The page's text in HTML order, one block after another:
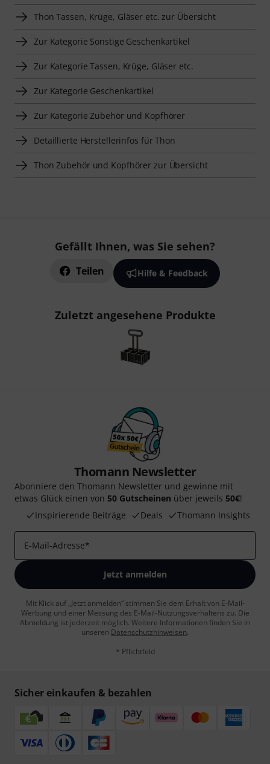
Thon Tassen, Krüge, Gläser etc. zur Übersicht
Zur Kategorie Sonstige Geschenkartikel
Zur Kategorie Tassen, Krüge, Gläser etc.
Zur Kategorie Geschenkartikel
Zur Kategorie Zubehör und Kopfhörer
Detaillierte Herstellerinfos für Thon
Thon Zubehör und Kopfhörer zur Übersicht
Gefällt Ihnen, was Sie sehen?
Teilen Hilfe & Feedback
Zuletzt angesehene Produkte
Thomann Newsletter
Abonniere den Thomann Newsletter und gewinne mit
etwas Glück einen von 50 Gutscheinen über jeweils 50€!
Inspirierende Beiträge
Deals Thomann Insights
E-Mail-Adresse*
Jetzt anmelden
Mit Klick auf „Jetzt anmelden“ stimmen Sie dem Erhalt von E-Mail-
Werbung und einer Messung des E-Mail-Nutzungsverhaltens zu. Die
Abmeldung ist jederzeit möglich. Weitere Informationen finden Sie in
unseren Datenschutzhinweisen.
* Pflichtfeld
Sicher einkaufen & bezahlen